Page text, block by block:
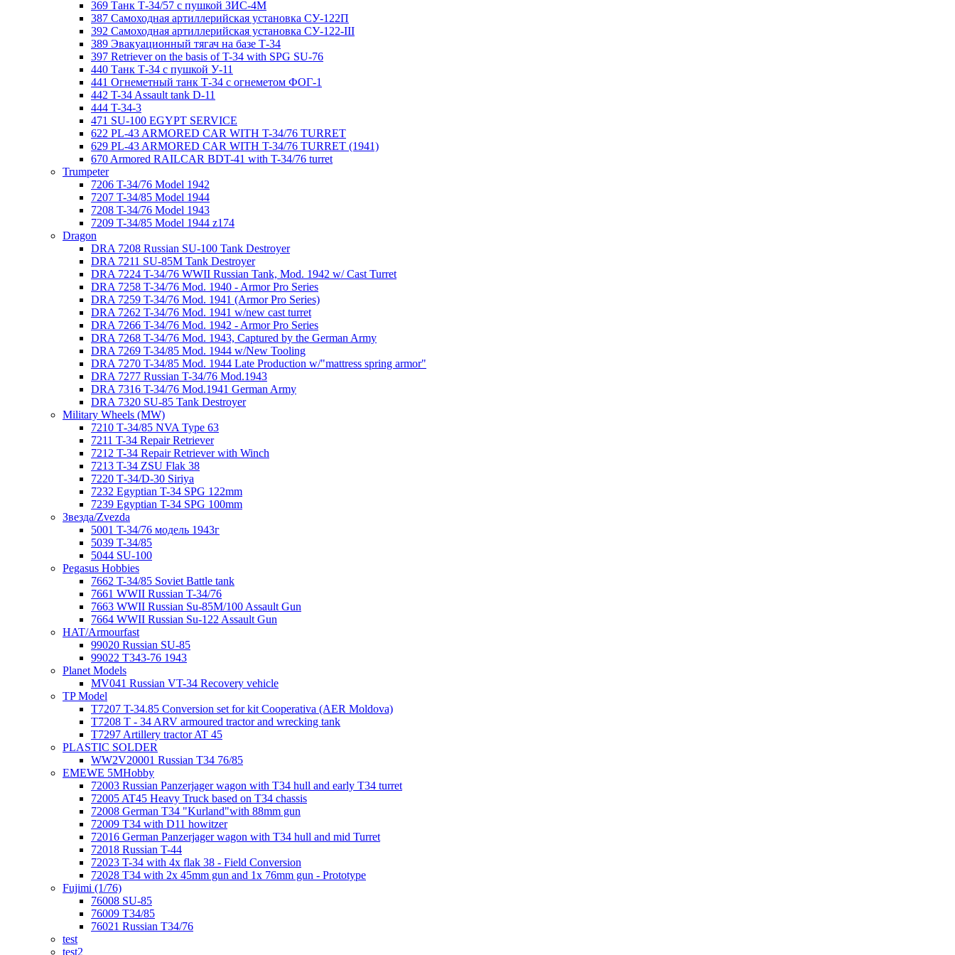
369 Танк Т-34/57 с пушкой ЗИС-4М
387 Самоходная артиллерийская установка СУ-122П
392 Самоходная артиллерийская установка СУ-122-III
389 Эвакуационный тягач на базе Т-34
397 Retriever on the basis of T-34 with SPG SU-76
440 Танк Т-34 с пушкой У-11
441 Огнеметный танк Т-34 с огнеметом ФОГ-1
442 T-34 Assault tank D-11
444 T-34-3
471 SU-100 EGYPT SERVICE
622 PL-43 ARMORED CAR WITH T-34/76 TURRET
629 PL-43 ARMORED CAR WITH T-34/76 TURRET (1941)
670 Armored RAILCAR BDT-41 with T-34/76 turret
Trumpeter
7206 T-34/76 Model 1942
7207 T-34/85 Model 1944
7208 T-34/76 Model 1943
7209 T-34/85 Model 1944 z174
Dragon
DRA 7208 Russian SU-100 Tank Destroyer
DRA 7211 SU-85M Tank Destroyer
DRA 7224 T-34/76 WWII Russian Tank, Mod. 1942 w/ Cast Turret
DRA 7258 T-34/76 Mod. 1940 - Armor Pro Series
DRA 7259 T-34/76 Mod. 1941 (Armor Pro Series)
DRA 7262 T-34/76 Mod. 1941 w/new cast turret
DRA 7266 T-34/76 Mod. 1942 - Armor Pro Series
DRA 7268 T-34/76 Mod. 1943, Captured by the German Army
DRA 7269 T-34/85 Mod. 1944 w/New Tooling
DRA 7270 T-34/85 Mod. 1944 Late Production w/"mattress spring armor"
DRA 7277 Russian T-34/76 Mod.1943
DRA 7316 T-34/76 Mod.1941 German Army
DRA 7320 SU-85 Tank Destroyer
Military Wheels (MW)
7210 Т-34/85 NVA Type 63
7211 T-34 Repair Retriever
7212 T-34 Repair Retriever with Winch
7213 T-34 ZSU Flak 38
7220 Т-34/D-30 Siriya
7232 Egyptian T-34 SPG 122mm
7239 Egyptian T-34 SPG 100mm
Звезда/Zvezda
5001 T-34/76 модель 1943г
5039 T-34/85
5044 SU-100
Pegasus Hobbies
7662 T-34/85 Soviet Battle tank
7661 WWII Russian T-34/76
7663 WWII Russian Su-85M/100 Assault Gun
7664 WWII Russian Su-122 Assault Gun
HAT/Armourfast
99020 Russian SU-85
99022 T343-76 1943
Planet Models
MV041 Russian VT-34 Recovery vehicle
TP Model
T7207 T-34.85 Conversion set for kit Cooperativa (AER Moldova)
T7208 T - 34 ARV armoured tractor and wrecking tank
T7297 Artillery tractor AT 45
PLASTIC SOLDER
WW2V20001 Russian T34 76/85
EMEWE 5MHobby
72003 Russian Panzerjager wagon with T34 hull and early T34 turret
72005 AT45 Heavy Truck based on T34 chassis
72008 German T34 "Kurland"with 88mm gun
72009 T34 with D11 howitzer
72016 German Panzerjager wagon with T34 hull and mid Turret
72018 Russian T-44
72023 T-34 with 4x flak 38 - Field Conversion
72028 T34 with 2x 45mm gun and 1x 76mm gun - Prototype
Fujimi (1/76)
76008 SU-85
76009 T34/85
76021 Russian T34/76
test
test2